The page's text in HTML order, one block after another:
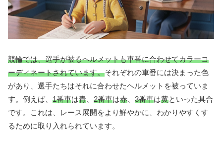
競輪では、選手が被るヘルメットも車番に合わせてカラーコ
ーディネートされています。それぞれの車番には決まった色
があり、選手たちはそれに合わせたヘルメットを被っていま
す。例えば、 1番車は青 2番車は赤 3番車は黄といった具合
です。これは、レース展開をより鮮やかに、わかりやすくす
るために取り入れられています。